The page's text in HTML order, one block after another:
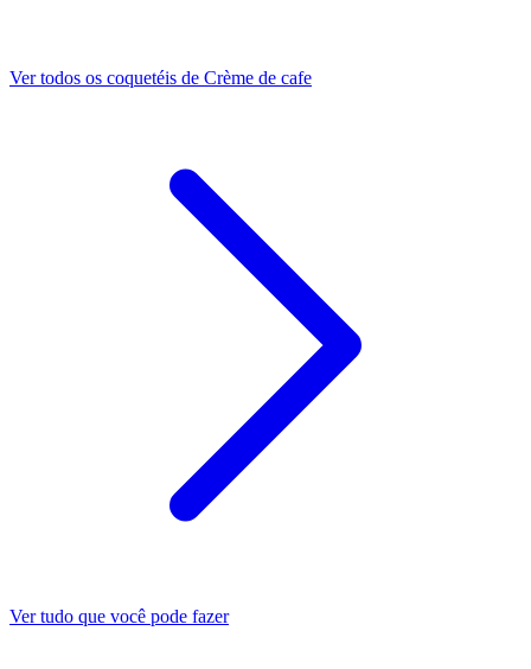
Ver todos os coquetéis de Crème de cafe
Ver tudo que você pode fazer